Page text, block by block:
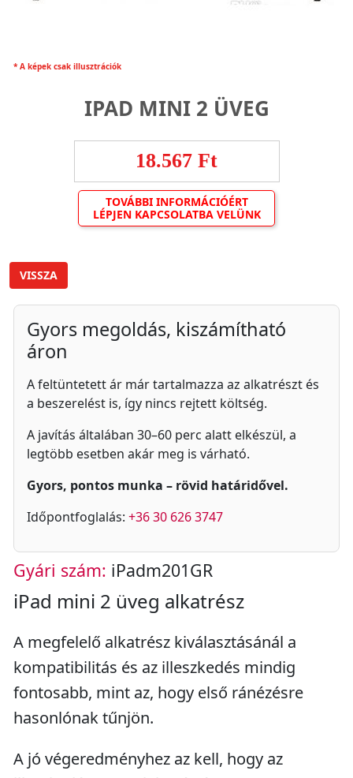
* A képek csak illusztrációk
IPAD MINI 2 ÜVEG
18.567 Ft
TOVÁBBI INFORMÁCIÓÉRT
LÉPJEN KAPCSOLATBA VELÜNK
VISSZA
Gyors megoldás, kiszámítható
áron
A feltüntetett ár már tartalmazza az alkatrészt és
a beszerelést is, így nincs rejtett költség.
A javítás általában 30–60 perc alatt elkészül, a
legtöbb esetben akár meg is várható.
Gyors, pontos munka – rövid határidővel.
Időpontfoglalás: +36 30 626 3747
Gyári szám: iPadm201GR
iPad mini 2 üveg alkatrész
A megfelelő alkatrész kiválasztásánál a
kompatibilitás és az illeszkedés mindig
fontosabb, mint az, hogy első ránézésre
hasonlónak tűnjön.
A jó végeredményhez az kell, hogy az